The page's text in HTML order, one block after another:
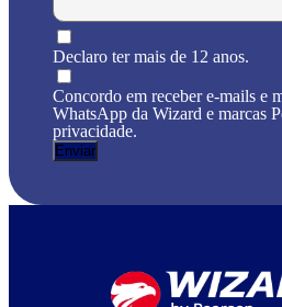
Declaro ter mais de 12 anos.
Concordo em receber e-mails e
WhatsApp da Wizard e marcas
privacidade.